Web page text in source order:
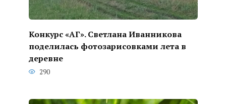
Конкурс «АГ». Светлана Иванникова
поделилась фотозарисовками лета в
деревне
290